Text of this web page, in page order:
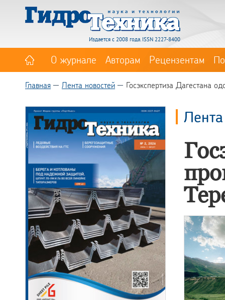
Издается с 2008 года. ISSN 2227-8400
О журнале Авторам Рецензентам
Главная Лента новостей Госэкспертиза Дагестана